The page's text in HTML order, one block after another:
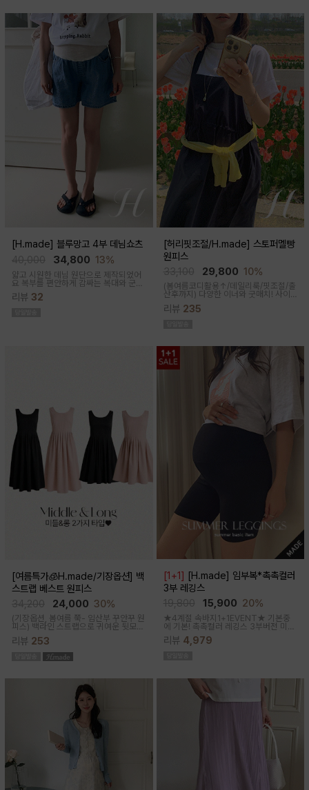
[H.made] 블루망고 4부 데님쇼츠
34,800 13%
얇고 시원한 데님 원단으로 제작되었어
요 복부를 편안하게 감싸는 복대와 군살
커버되는 여유핏! 사이드&뒷포켓, 노란
스티치로 실용성과 포인트를 더했어요
리뷰 32
[허리핏조절/H.made] 스토퍼멜빵
원피스
29,800 10%
(봄여름코디활용↑/데일리룩/핏조절/출
산후까지) 다양한 이너와 굿매치! 사이
캐쥬얼한 무드의 뷔스티에 원피스에요
리뷰 235
[여름특가🧊H.made/기장옵션] 백
스트랩 베스트 원피스
24,000 30%
(기장옵션, 봄여름 쭉- 임산부 꾸안꾸 원
피스) 백라인 스트랩으로 귀여운 뒷모습
으로 연출해주는 기특한 원피스, 바스락
한 소재로 착용감이 가벼워요
리뷰 253
[1+1] [H.made] 임부복*촉촉컬러
3부 레깅스
15,900 20%
★4계절 속바지1+1EVENT★ 기본중
에 기본! 촉촉컬러 레깅스 3부버전 미니
원피스나 스커트안에 쏙~사계절 내내
필수템인 3부 속바지쫀쫀한 신축성으로
리뷰 4,979